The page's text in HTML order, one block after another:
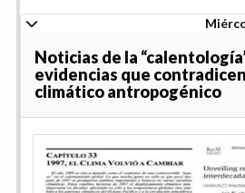
Noticias de la
evidencias que
climático antropogénico